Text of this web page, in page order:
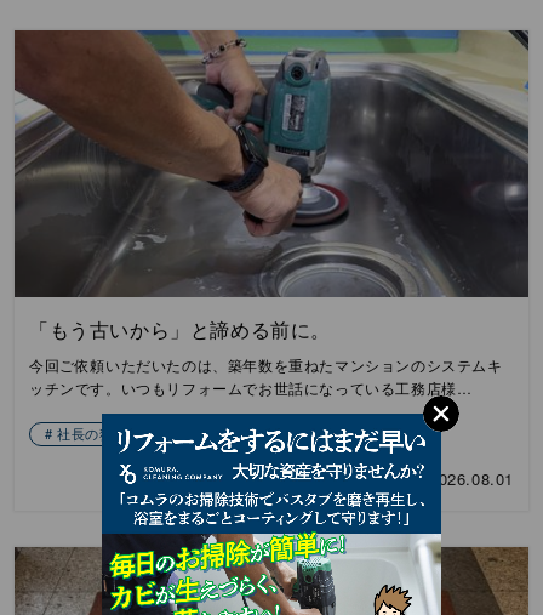
「もう古いから」と諦める前に。
今回ご依頼いただいたのは、築年数を重ねたマンションのシステムキ
ッチンです。いつもリフォームでお世話になっている工務店様…
社長の独り言
2026.08.01